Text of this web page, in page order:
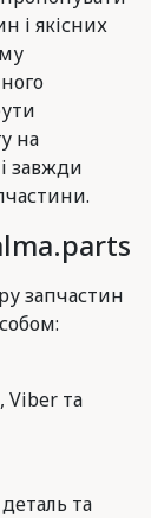
і якісних
на
завжди
запчастин
Viber та
та